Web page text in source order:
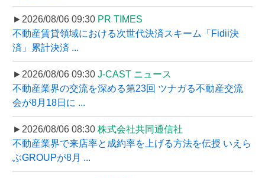
►2026/08/06 09:30 PR TIMES
不動産賃貸領域における次世代決済スキーム「Fidii決
済」累計決済 ...
►2026/08/06 09:30 J-CAST ニュース
不動産業界の交流を深める第23回 ツナガる不動産交流
会が8月18日に ...
►2026/08/06 08:30 株式会社共同通信社
不動産業界で来店率と成約率を上げる方法を伝授 いえら
ぶGROUPが8月 ...